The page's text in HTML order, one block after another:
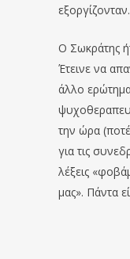
εξοργίζονταν.
Ο Σωκράτης
Έτεινε να
άλλο
την ώρα
για τις
λέξεις
μας». Πάντα